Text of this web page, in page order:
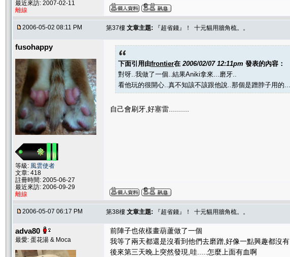
最近來訪: 2007-02-11
離線
2006-05-02 08:11 PM 第37樓 文章主題: 『超省錢』！ 十元貓用牆角梳。。
fusohappy
等級: 風雲使者
文章: 418
註冊時間: 2005-06-27
最近來訪: 2006-09-29
離線
下面引用由frontier在 2006/02/07 12:11pm 發表的內容：
對呀..我做了一個..結果Aniki拿來...磨牙..
看他玩的很開心..真不知該不該跟他說..那個是蹭脖子用的...
自己會刷牙,好塞雷..........
2006-05-07 06:17 PM 第38樓 文章主題: 『超省錢』！ 十元貓用牆角梳。。
adva80
最愛: 蛋花湯 & Moca
前陣子也依樣畫葫蘆做了一個
我等了兩天都還是沒看到他們去磨蹭,好像一點興趣都沒有
後來第三天晚上突然發現,哇.....怎麼上面有血啊